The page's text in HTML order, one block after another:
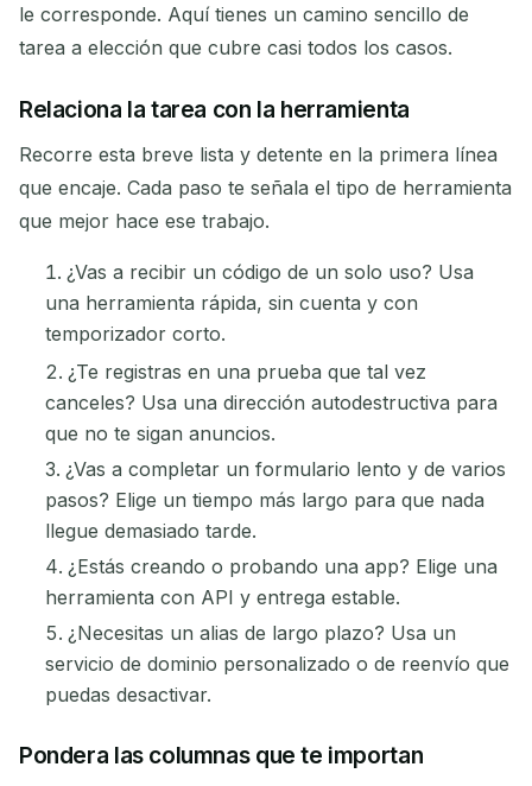
le corresponde. Aquí tienes un camino sencillo de
tarea a elección que cubre casi todos los casos.
Relaciona la tarea con la herramienta
Recorre esta breve lista y detente en la primera línea
que encaje. Cada paso te señala el tipo de herramienta
que mejor hace ese trabajo.
¿Vas a recibir un código de un solo uso? Usa
una herramienta rápida, sin cuenta y con
temporizador corto.
¿Te registras en una prueba que tal vez
canceles? Usa una dirección autodestructiva para
que no te sigan anuncios.
¿Vas a completar un formulario lento y de varios
pasos? Elige un tiempo más largo para que nada
llegue demasiado tarde.
¿Estás creando o probando una app? Elige una
herramienta con API y entrega estable.
¿Necesitas un alias de largo plazo? Usa un
servicio de dominio personalizado o de reenvío que
puedas desactivar.
Pondera las columnas que te importan